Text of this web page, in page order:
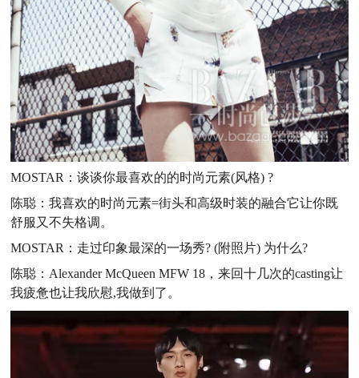
MOSTAR：谈谈你最喜欢的的时尚元素(风格) ?
陈聪：我喜欢的时尚元素=街头和高级时装的融合它让你既
舒服又不失格调。
MOSTAR：走过印象最深的一场秀? (附照片) 为什么?
陈聪：Alexander McQueen MFW 18，来回十几次的casting让
我疲惫也让我欣慰,我做到了。